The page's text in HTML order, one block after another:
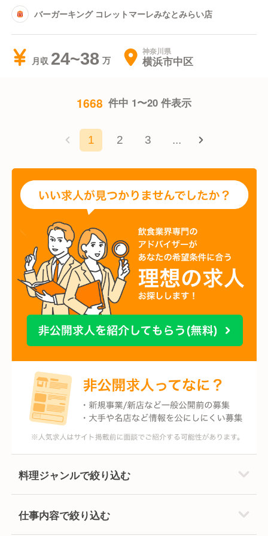
バーガーキング コレットマーレみなとみらい店
月収 24~38 神奈川県
横浜市中区
1668 件中 1〜20 件表示
1 2 3 ...
料理ジャンルで絞り込む
仕事内容で絞り込む